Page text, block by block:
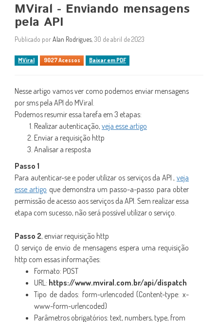
MViral - Enviando mensagens
pela API
Publicado porAlan Rodrigues, 30 de abril de 2023
MViral 9027 Acessos Baixar em PDF
Nesse artigo vamos ver como podemos enviar mensagens
por sms pela API do MViral.
Podemos resumir essa tarefa em 3 etapas:
Realizar autenticação, veja esse artigo
Enviar a requisição http
Analisar a resposta
Passo 1
Para autenticar-se e poder utilizar os serviços da API , veja
esse artigo que demonstra um passo-a-passo para obter
permissão de acesso aos serviços da API. Sem realizar essa
etapa com sucesso, não será possível utilizar o serviço.
Passo 2, enviar requisição http
O serviço de envio de mensagens espera uma requisição
http com essas informações:
Formato: POST
URL: https://www.mviral.com.br/api/dispatch
Tipo de dados: form-urlencoded (Content-type: x-
www-form-urlencoded)
Parâmetros obrigatórios: text, numbers, type, from